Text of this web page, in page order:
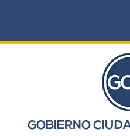
GOBIERNO